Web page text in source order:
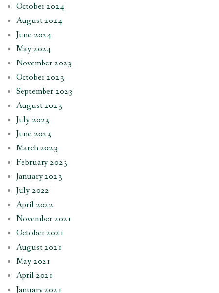
October 2024
August 2024
June 2024
May 2024
November 2023
October 2023
September 2023
August 2023
July 2023
June 2023
March 2023
February 2023
January 2023
July 2022
April 2022
November 2021
October 2021
August 2021
May 2021
April 2021
January 2021